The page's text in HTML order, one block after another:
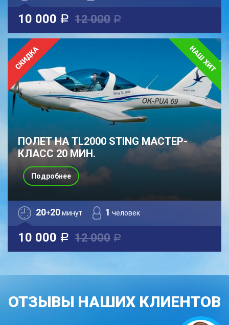
10 000 a 12 000 a
ПОЛЕТ НА TL2000 STING МАСТЕР-
КЛАСС 20 МИН.
20+20минут 1 человек
10 000 a 12 000 a
Подробнее
ОТЗЫВЫ НАШИХ КЛИЕНТОВ